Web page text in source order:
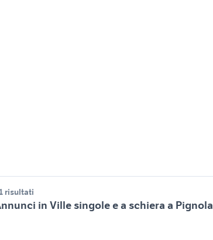
risultati
in Ville singole e a schiera a Pignola